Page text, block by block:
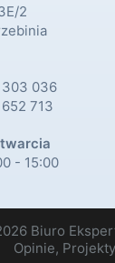
2
036
713
- 15:00
Biuro
Opinie,